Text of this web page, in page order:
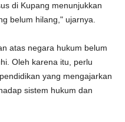
di Kupang menunjukkan
belum hilang," ujarnya.
atas negara hukum belum
Oleh karena itu, perlu
yang mengajarkan
sistem hukum dan